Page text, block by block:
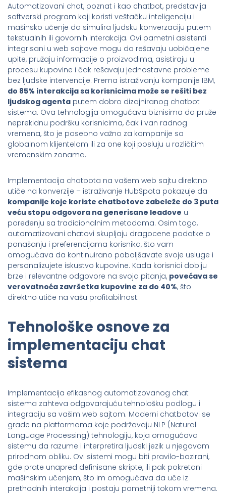
Automatizovani chat, poznat i kao chatbot, predstavlja
softverski program koji koristi veštačku inteligenciju i
mašinsko učenje da simulira ljudsku konverzaciju putem
tekstualnih ili govornih interakcija. Ovi pametni asistenti
integrisani u web sajtove mogu da rešavaju uobičajene
upite, pružaju informacije o proizvodima, asistiraju u
procesu kupovine i čak rešavaju jednostavne probleme
bez ljudske intervencije. Prema istraživanju kompanije IBM,
do 85% interakcija sa korisnicima može se rešiti bez
ljudskog agenta putem dobro dizajniranog chatbot
sistema. Ova tehnologija omogućava biznisima da pruže
neprekidnu podršku korisnicima, čak i van radnog
vremena, što je posebno važno za kompanije sa
globalnom klijentelom ili za one koji posluju u različitim
vremenskim zonama.
Implementacija chatbota na vašem web sajtu direktno
utiče na konverzije – istraživanje HubSpota pokazuje da
kompanije koje koriste chatbotove zabeleže do 3 puta
veću stopu odgovora na generisane leadove u
poređenju sa tradicionalnim metodama. Osim toga,
automatizovani chatovi skupljaju dragocene podatke o
ponašanju i preferencijama korisnika, što vam
omogućava da kontinuirano poboljšavate svoje usluge i
personalizujete iskustvo kupovine. Kada korisnici dobiju
brze i relevantne odgovore na svoja pitanja, povećava se
verovatnoća završetka kupovine za do 40%, što
direktno utiče na vašu profitabilnost.
Tehnološke osnove za
implementaciju chat
sistema
Implementacija efikasnog automatizovanog chat
sistema zahteva odgovarajuću tehnološku podlogu i
integraciju sa vašim web sajtom. Moderni chatbotovi se
grade na platformama koje podržavaju NLP (Natural
Language Processing) tehnologiju, koja omogućava
sistemu da razume i interpretira ljudski jezik u njegovom
prirodnom obliku. Ovi sistemi mogu biti pravilo-bazirani,
gde prate unapred definisane skripte, ili pak pokretani
mašinskim učenjem, što im omogućava da uče iz
prethodnih interakcija i postaju pametniji tokom vremena.